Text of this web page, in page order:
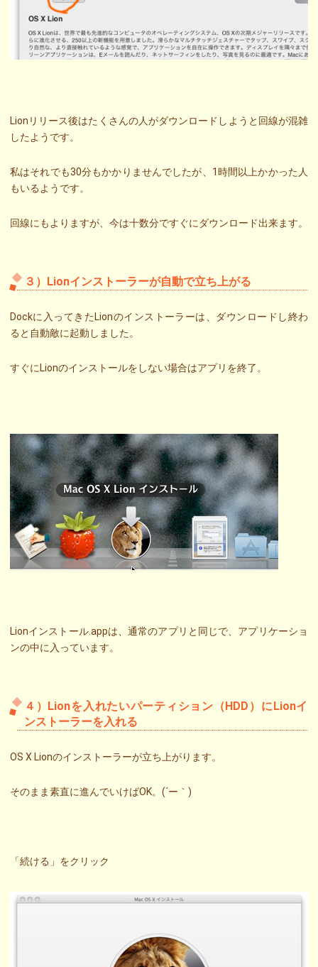
Lionリリース後はたくさんの人がダウンロードしようと回線が混雑
したようです。
私はそれでも30分もかかりませんでしたが、1時間以上かかった人
もいるようです。
回線にもよりますが、今は十数分ですぐにダウンロード出来ます。
３）Lionインストーラーが自動で立ち上がる
Dockに入ってきたLionのインストーラーは、ダウンロードし終わ
ると自動敵に起動しました。
すぐにLionのインストールをしない場合はアプリを終了。
Lionインストール.appは、通常のアプリと同じで、アプリケーショ
ンの中に入っています。
４）Lionを入れたいパーティション（HDD）にLionイ
ンストーラーを入れる
OS X Lionのインストーラーが立ち上がります。
そのまま素直に進んでいけばOK。(´ー｀)
「続ける」をクリック